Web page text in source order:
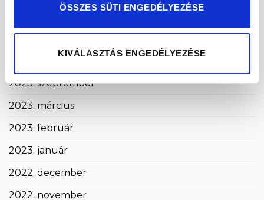
ÖSSZES SÜTI ENGEDÉLYEZÉSE
KIVÁLASZTÁS ENGEDÉLYEZÉSE
2024. január
2023. szeptember
2023. március
2023. február
2023. január
2022. december
2022. november